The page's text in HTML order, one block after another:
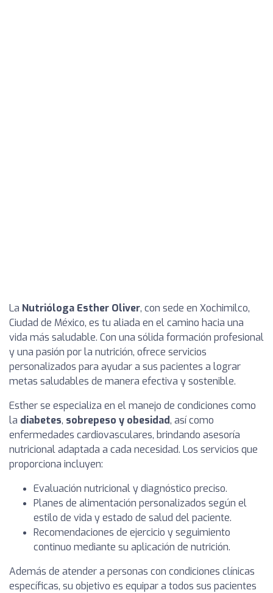
La Nutrióloga Esther Oliver, con sede en Xochimilco,
Ciudad de México, es tu aliada en el camino hacia una
vida más saludable. Con una sólida formación profesional
y una pasión por la nutrición, ofrece servicios
personalizados para ayudar a sus pacientes a lograr
metas saludables de manera efectiva y sostenible.
Esther se especializa en el manejo de condiciones como
la diabetes, sobrepeso y obesidad, así como
enfermedades cardiovasculares, brindando asesoría
nutricional adaptada a cada necesidad. Los servicios que
proporciona incluyen:
Evaluación nutricional y diagnóstico preciso.
Planes de alimentación personalizados según el
estilo de vida y estado de salud del paciente.
Recomendaciones de ejercicio y seguimiento
continuo mediante su aplicación de nutrición.
Además de atender a personas con condiciones clínicas
específicas, su objetivo es equipar a todos sus pacientes